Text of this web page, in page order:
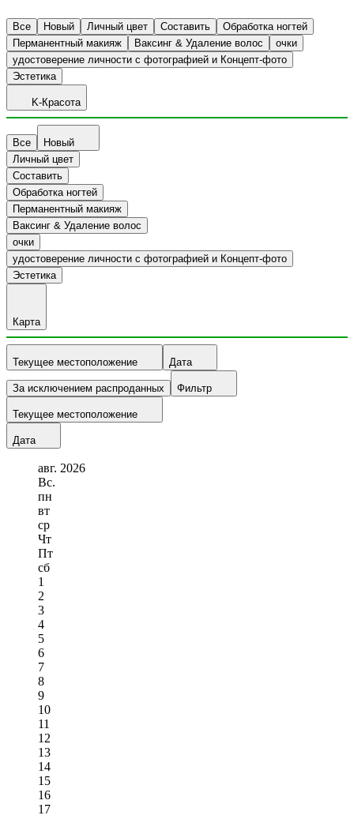
Все Новый Личный цвет Составить
Обработка ногтей
Перманентный макияж
Ваксинг & Удаление волос
очки
удостоверение личности с фотографией и Концепт-фото
Эстетика
K-Красота
Все
Новый
Личный цвет
Составить
Обработка ногтей
Перманентный макияж
Ваксинг & Удаление волос
очки
удостоверение личности с фотографией и Концепт-фото
Эстетика
Карта
Текущее местоположение Дата
За исключением распроданных Фильтр
Текущее местоположение
Дата
авг. 2026
Вс.
пн
вт
ср
Чт
Пт
сб
1
2
3
4
5
6
7
8
9
10
11
12
13
14
15
16
17